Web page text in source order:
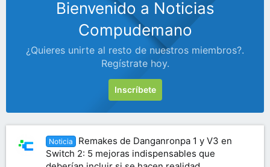
Bienvenido a Noticias
Compudemano
¿Quieres unirte al resto de nuestros miembros?.
Regístrate hoy.
Inscríbete
Noticia
Remakes de Danganronpa 1 y V3 en
Switch 2: 5 mejoras indispensables que